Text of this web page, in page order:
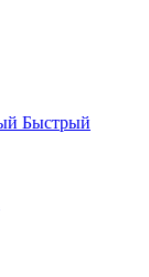
Быстрый